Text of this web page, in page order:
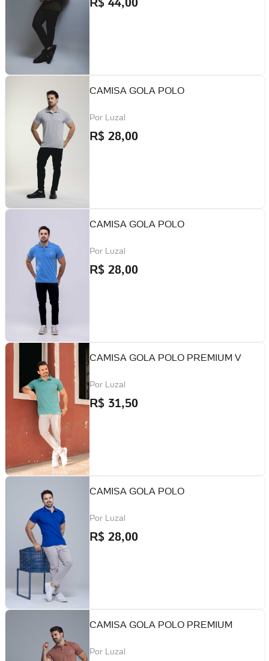
CAMISA GOLA POLO
Por Luzal
R$ 28,00
CAMISA GOLA POLO
Por Luzal
R$ 28,00
CAMISA GOLA POLO PREMIUM V
Por Luzal
R$ 31,50
CAMISA GOLA POLO
Por Luzal
R$ 28,00
CAMISA GOLA POLO PREMIUM
Por Luzal